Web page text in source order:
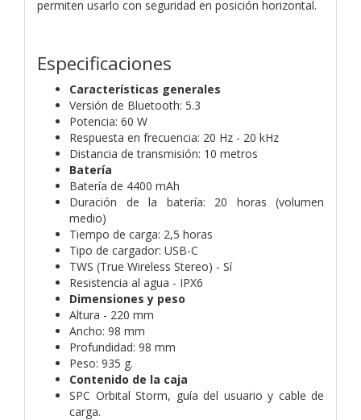
permiten usarlo con seguridad en posición horizontal.
Especificaciones
Características generales
Versión de Bluetooth: 5.3
Potencia: 60 W
Respuesta en frecuencia: 20 Hz - 20 kHz
Distancia de transmisión: 10 metros
Batería
Batería de 4400 mAh
Duración de la batería: 20 horas (volumen
medio)
Tiempo de carga: 2,5 horas
Tipo de cargador: USB-C
TWS (True Wireless Stereo) - Sí
Resistencia al agua - IPX6
Dimensiones y peso
Altura - 220 mm
Ancho: 98 mm
Profundidad: 98 mm
Peso: 935 g.
Contenido de la caja
SPC Orbital Storm, guía del usuario y cable de
carga.